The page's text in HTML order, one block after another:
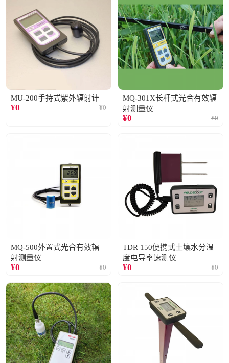
MU-200手持式紫外辐射计
¥0 ¥0
MQ-301X长杆式光合有效辐
射测量仪
¥0 ¥0
MQ-500外置式光合有效辐
射测量仪
¥0 ¥0
TDR 150便携式土壤水分温
度电导率速测仪
¥0 ¥0